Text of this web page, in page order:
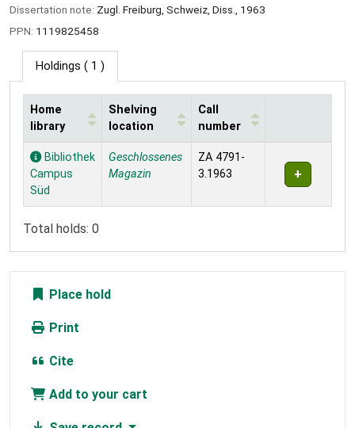
Dissertation note: Zugl. Freiburg, Schweiz, Diss., 1963
PPN: 1119825458
Holdings ( 1 )
Holdings
Home
library
Shelving
location
Call
number
Bibliothek
Campus
Süd
Geschlossenes
Magazin
ZA 4791-
3.1963
Total holds: 0
Place hold
Print
Cite
Add to your cart